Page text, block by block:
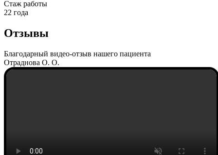
Cтаж работы
22 года
Отзывы
Благодарный видео-отзыв нашего пациента
Отраднова О. О.